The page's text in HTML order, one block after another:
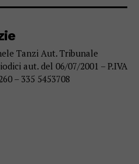
Tanzi Aut. Tribunale
aut. del 06/07/2001 – P.IVA
– 335 5453708